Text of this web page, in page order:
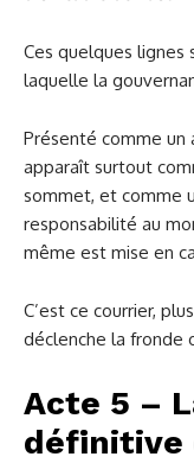
Ces quelques lignes
laquelle la
Présenté comme un
apparaît surtout
sommet, et comme
responsabilité au
même est mise en
C’est ce courrier,
déclenche la fronde
Acte 5 –
définitive